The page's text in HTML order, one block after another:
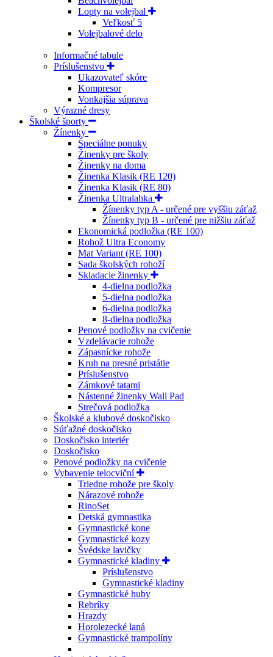
Lopty na volejbal
Veľkosť 5
Volejbalové delo
Informačné tabule
Príslušenstvo
Ukazovateľ skóre
Kompresor
Vonkajšia súprava
Výrazné dresy
Školské športy
Žínenky
Špeciálne ponuky
Žinenky pre školy
Žinenky na doma
Žinenka Klasik (RE 120)
Žinenka Klasik (RE 80)
Žinenka Ultralahka
Žínenky typ A - určené pre vyššiu záťaž
Žínenky typ B - určené pre nižšiu záťaž
Ekonomická podložka (RE 100)
Rohož Ultra Economy
Mat Variant (RE 100)
Sada školských rohoží
Skladacie žinenky
4-dielna podložka
5-dielna podložka
6-dielna podložka
8-dielna podložka
Penové podložky na cvičenie
Vzdelávacie rohože
Zápasnícke rohože
Kruh na presné pristátie
Príslušenstvo
Zámkové tatami
Nástenné žinenky Wall Pad
Strečová podložka
Školské a klubové doskočisko
Súťažné doskočisko
Doskočisko interiér
Doskočisko
Penové podložky na cvičenie
Vybavenie telocviční
Triedne rohože pre školy
Nárazové rohože
RinoSet
Detská gymnastika
Gymnastické kone
Gymnastické kozy
Švédske lavičky
Gymnastické kladiny
Príslušenstvo
Gymnastické kladiny
Gymnastické huby
Rebríky
Hrazdy
Horolezecké laná
Gymnastické trampolíny